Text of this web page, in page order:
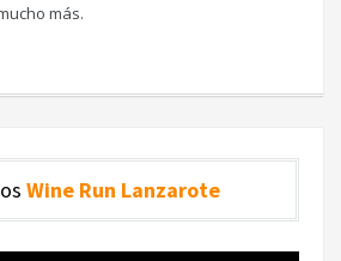
más.
Wine Run Lanzarote